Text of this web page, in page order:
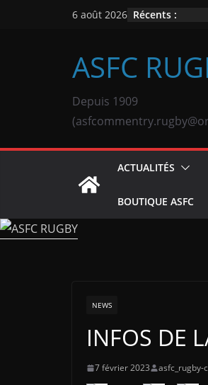
6 août 2026 Récents :
ASFC
Depuis 1909
ACTUALITÉS
BOUTIQUE ASFC
NEWS
INFOS DE
7 février 2023 asfc_rugby-